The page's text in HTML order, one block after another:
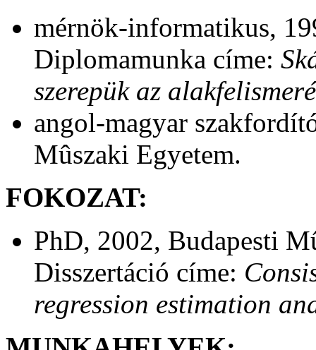
mérnök-informatikus,
Diplomamunka címe:
szerepük az
angol-magyar
Mûszaki Egyetem.
FOKOZAT:
PhD, 2002, Budapesti
Disszertáció címe:
regression estimation